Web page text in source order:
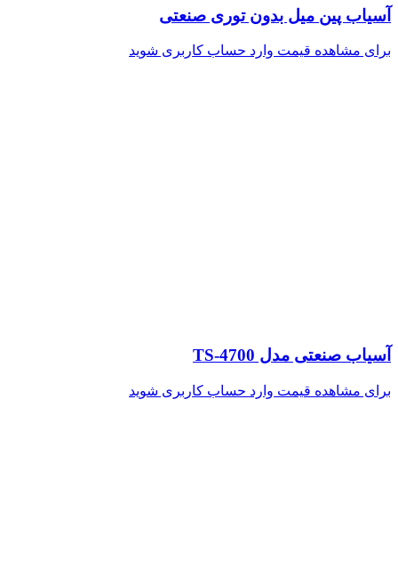
آسیاب پین میل بدون توری صنعتی
برای مشاهده قیمت وارد حساب کاربری شوید
آسیاب صنعتی مدل TS-4700
برای مشاهده قیمت وارد حساب کاربری شوید